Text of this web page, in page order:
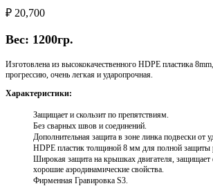
₽ 20,700
Вес: 1200гр.
Изготовлена из высококачественного HDPE пластика
прогрессию, очень легкая и ударопрочная.
Характеристики:
Защищает и скользит по препятствиям.
Без сварных швов и соединений.
Дополнительная защита в зоне линка подвески от
HDPE пластик толщиной 8 мм для полной защиты
Широкая защита на крышках двигателя, защищает
хорошие аэродинамические свойства.
Фирменная Гравировка S3.